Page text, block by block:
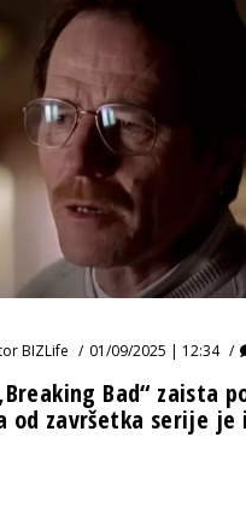
BIZLife 01/09/2025 | 12:34
Bad“ zaista
od završetka serije je